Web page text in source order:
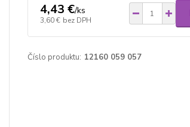
4,43 €/ks
3,60 € bez DPH
Číslo produktu: 12160 059 057